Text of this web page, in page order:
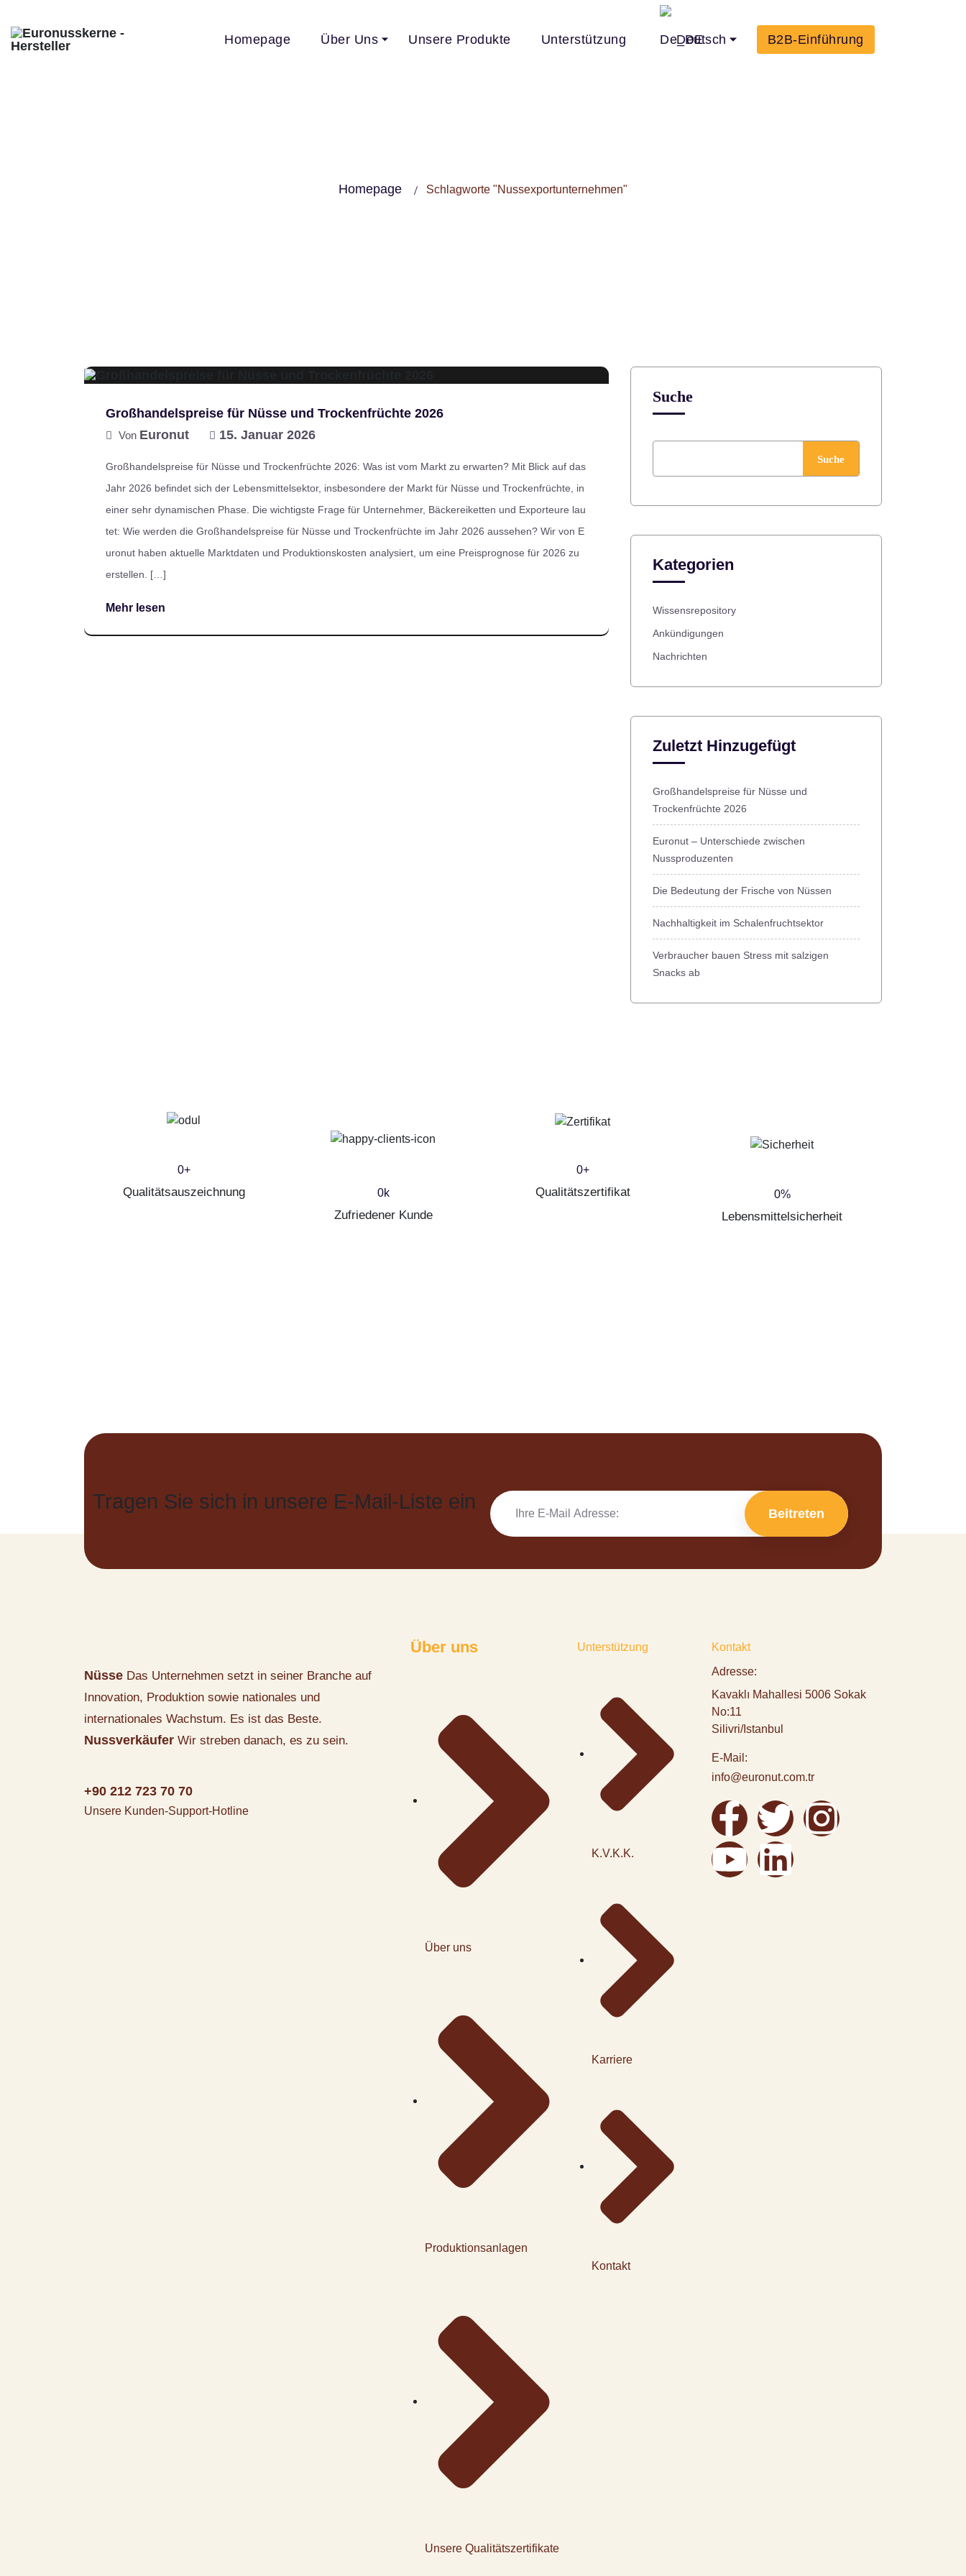
Homepage Über Uns Unsere Produkte Unterstützung Deutsch B2B-Einführung
Großhandelspreise Für Nüsse Und
Homepage Schlagworte "Nussexportunternehmen"
Großhandelspreise für Nüsse und Trockenfrüchte 2026
Von Euronut 15. Januar 2026
Großhandelspreise für Nüsse und Trockenfrüchte 2026: Was ist vom Markt zu erwarten? Mit Blick auf das
Jahr 2026 befindet sich der Lebensmittelsektor, insbesondere der Markt für Nüsse und Trockenfrüchte, in
einer sehr dynamischen Phase. Die wichtigste Frage für Unternehmer, Bäckereiketten und Exporteure lau
tet: Wie werden die Großhandelspreise für Nüsse und Trockenfrüchte im Jahr 2026 aussehen? Wir von E
uronut haben aktuelle Marktdaten und Produktionskosten analysiert, um eine Preisprognose für 2026 zu
erstellen. […]
Mehr lesen
Suche
Suche
Kategorien
Wissensrepository
Ankündigungen
Nachrichten
Zuletzt Hinzugefügt
Großhandelspreise für Nüsse und
Trockenfrüchte 2026
Euronut – Unterschiede zwischen
Nussproduzenten
Die Bedeutung der Frische von Nüssen
Nachhaltigkeit im Schalenfruchtsektor
Verbraucher bauen Stress mit salzigen
Snacks ab
0+
Qualitätsauszeichnung 0k
Zufriedener Kunde
0+
Qualitätszertifikat 0%
Lebensmittelsicherheit
Tragen Sie sich in unsere E-Mail-Liste ein
Beitreten
Nüsse Das Unternehmen setzt in seiner Branche auf
Innovation, Produktion sowie nationales und
internationales Wachstum. Es ist das Beste.
Nussverkäufer Wir streben danach, es zu sein.
+90 212 723 70 70
Unsere Kunden-Support-Hotline
Über uns
Über uns
Produktionsanlagen
Unsere Qualitätszertifikate
Unterstützung
K.V.K.K.
Karriere
Kontakt
Kontakt
Adresse:
Kavaklı Mahallesi 5006 Sokak
No:11
Silivri/Istanbul
E-Mail:
info@euronut.com.tr